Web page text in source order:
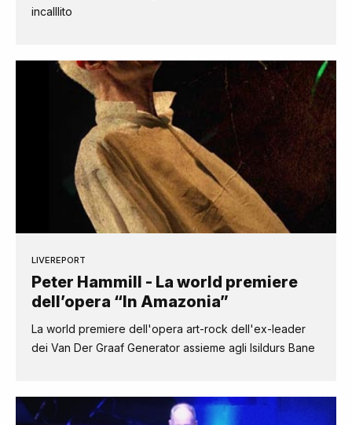
incalllito
LIVEREPORT
Peter Hammill - La world premiere
dell’opera “In Amazonia”
La world premiere dell'opera art-rock dell'ex-leader
dei Van Der Graaf Generator assieme agli Isildurs Bane